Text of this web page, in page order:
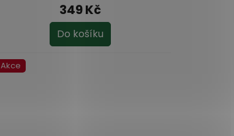
349 Kč
Do košíku
Akce